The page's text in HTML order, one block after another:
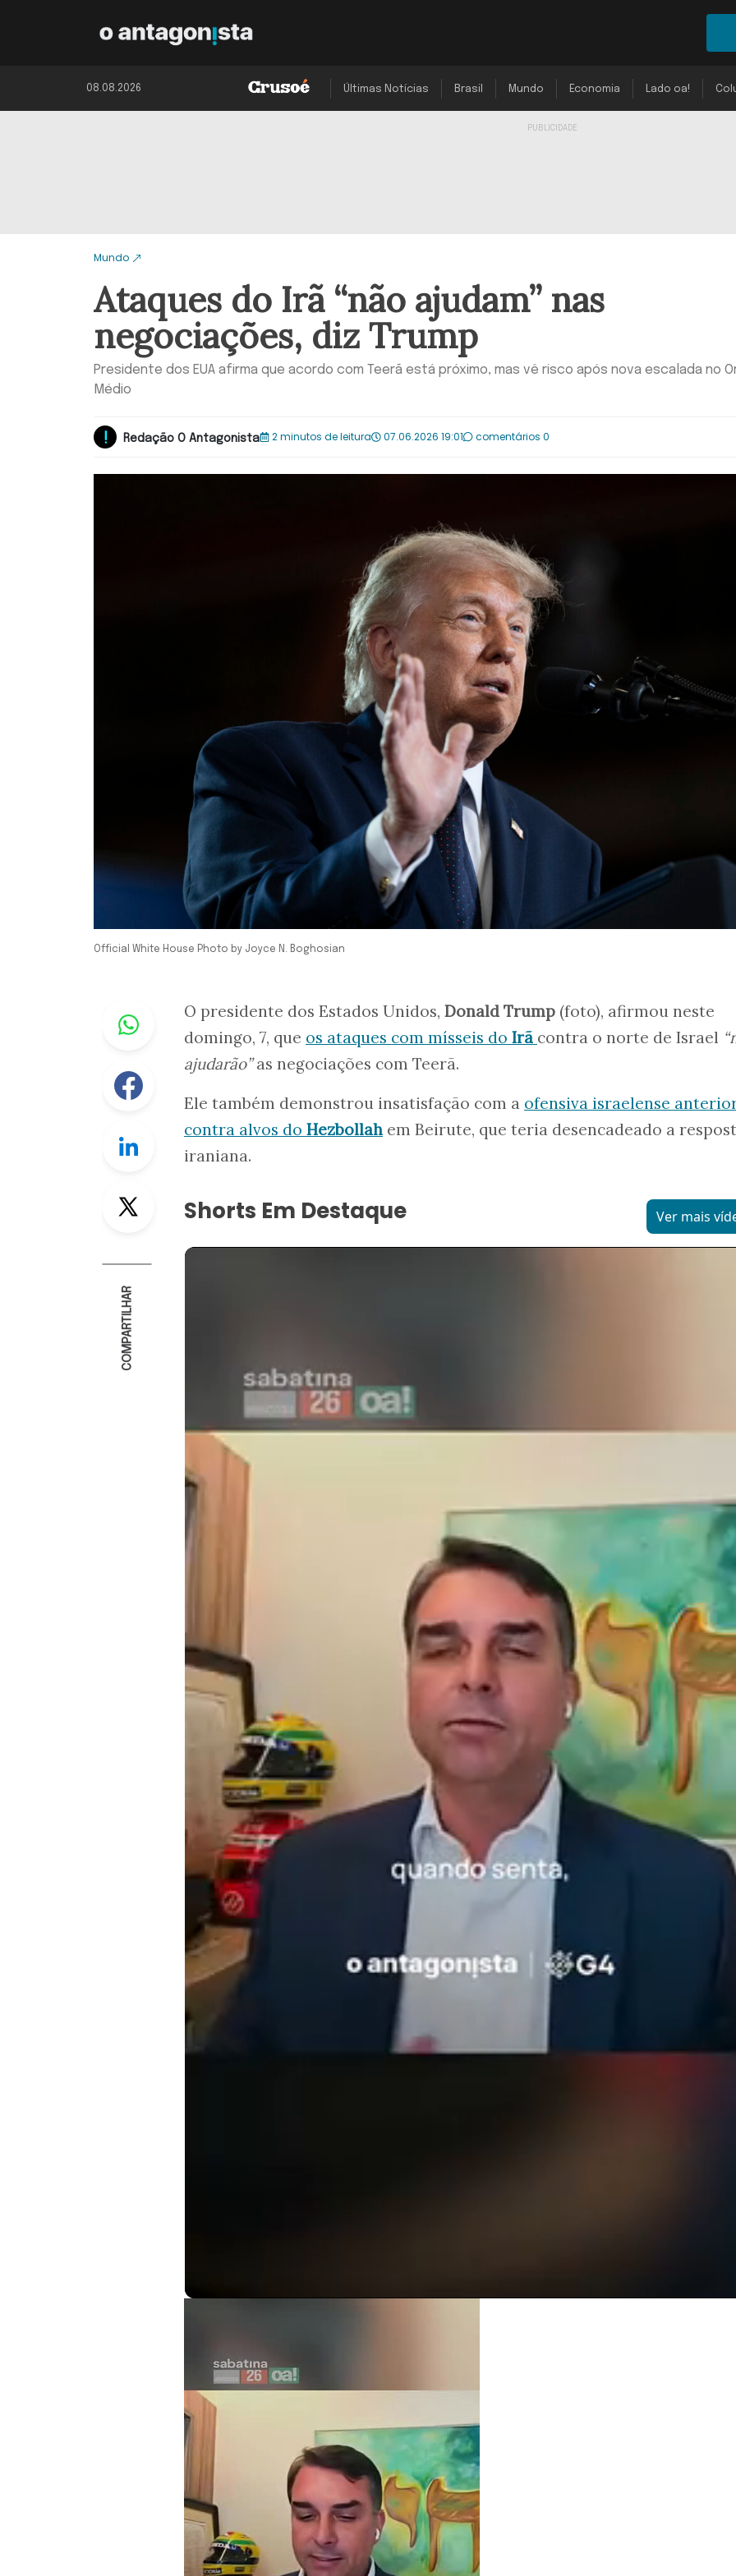
08.08.2026 Últimas Notícias Brasil Mundo Economia Lado oa!
Mundo
Ataques do Irã “não ajudam” nas
negociações, diz Trump
Presidente dos EUA afirma que acordo com Teerã está próximo, mas vê risco após nova escalada no
Médio
Redação O Antagonista 2 minutos de leitura 07.06.2026 19:01 comentários 0
Official White House Photo by Joyce N. Boghosian
Whastapp
Facebook
Linkedin
COMPARTILHAR
O presidente dos Estados Unidos, Donald Trump (foto), afirmou neste
domingo, 7, que os ataques com mísseis do Irã contra o norte de Israel
ajudarão”as negociações com Teerã.
Ele também demonstrou insatisfação com a ofensiva israelense
contra alvos do Hezbollah em Beirute, que teria desencadeado a
iraniana.
Shorts Em Destaque Ver mais